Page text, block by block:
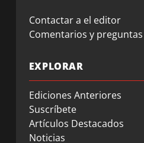
Contactar a el editor
Comentarios y
EXPLORAR
Ediciones Anteriores
Suscríbete
Artículos Destacados
Noticias